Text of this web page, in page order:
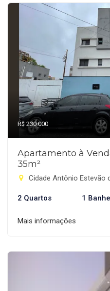
R$ 230.000
Apartamento à
35m²
Cidade Antônio Estevão
2 Quartos 1
Mais informações